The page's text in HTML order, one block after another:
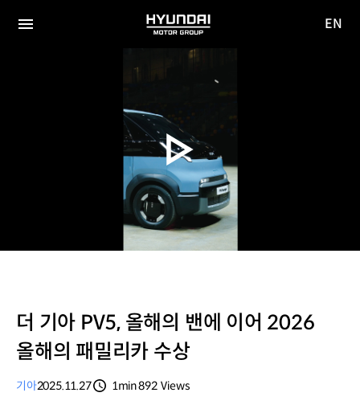
HYUNDAI
EN
더 기아 PV5, 올해의 밴에 이어 2026
올해의 패밀리카 수상
기아2025.11.27
1min892 Views